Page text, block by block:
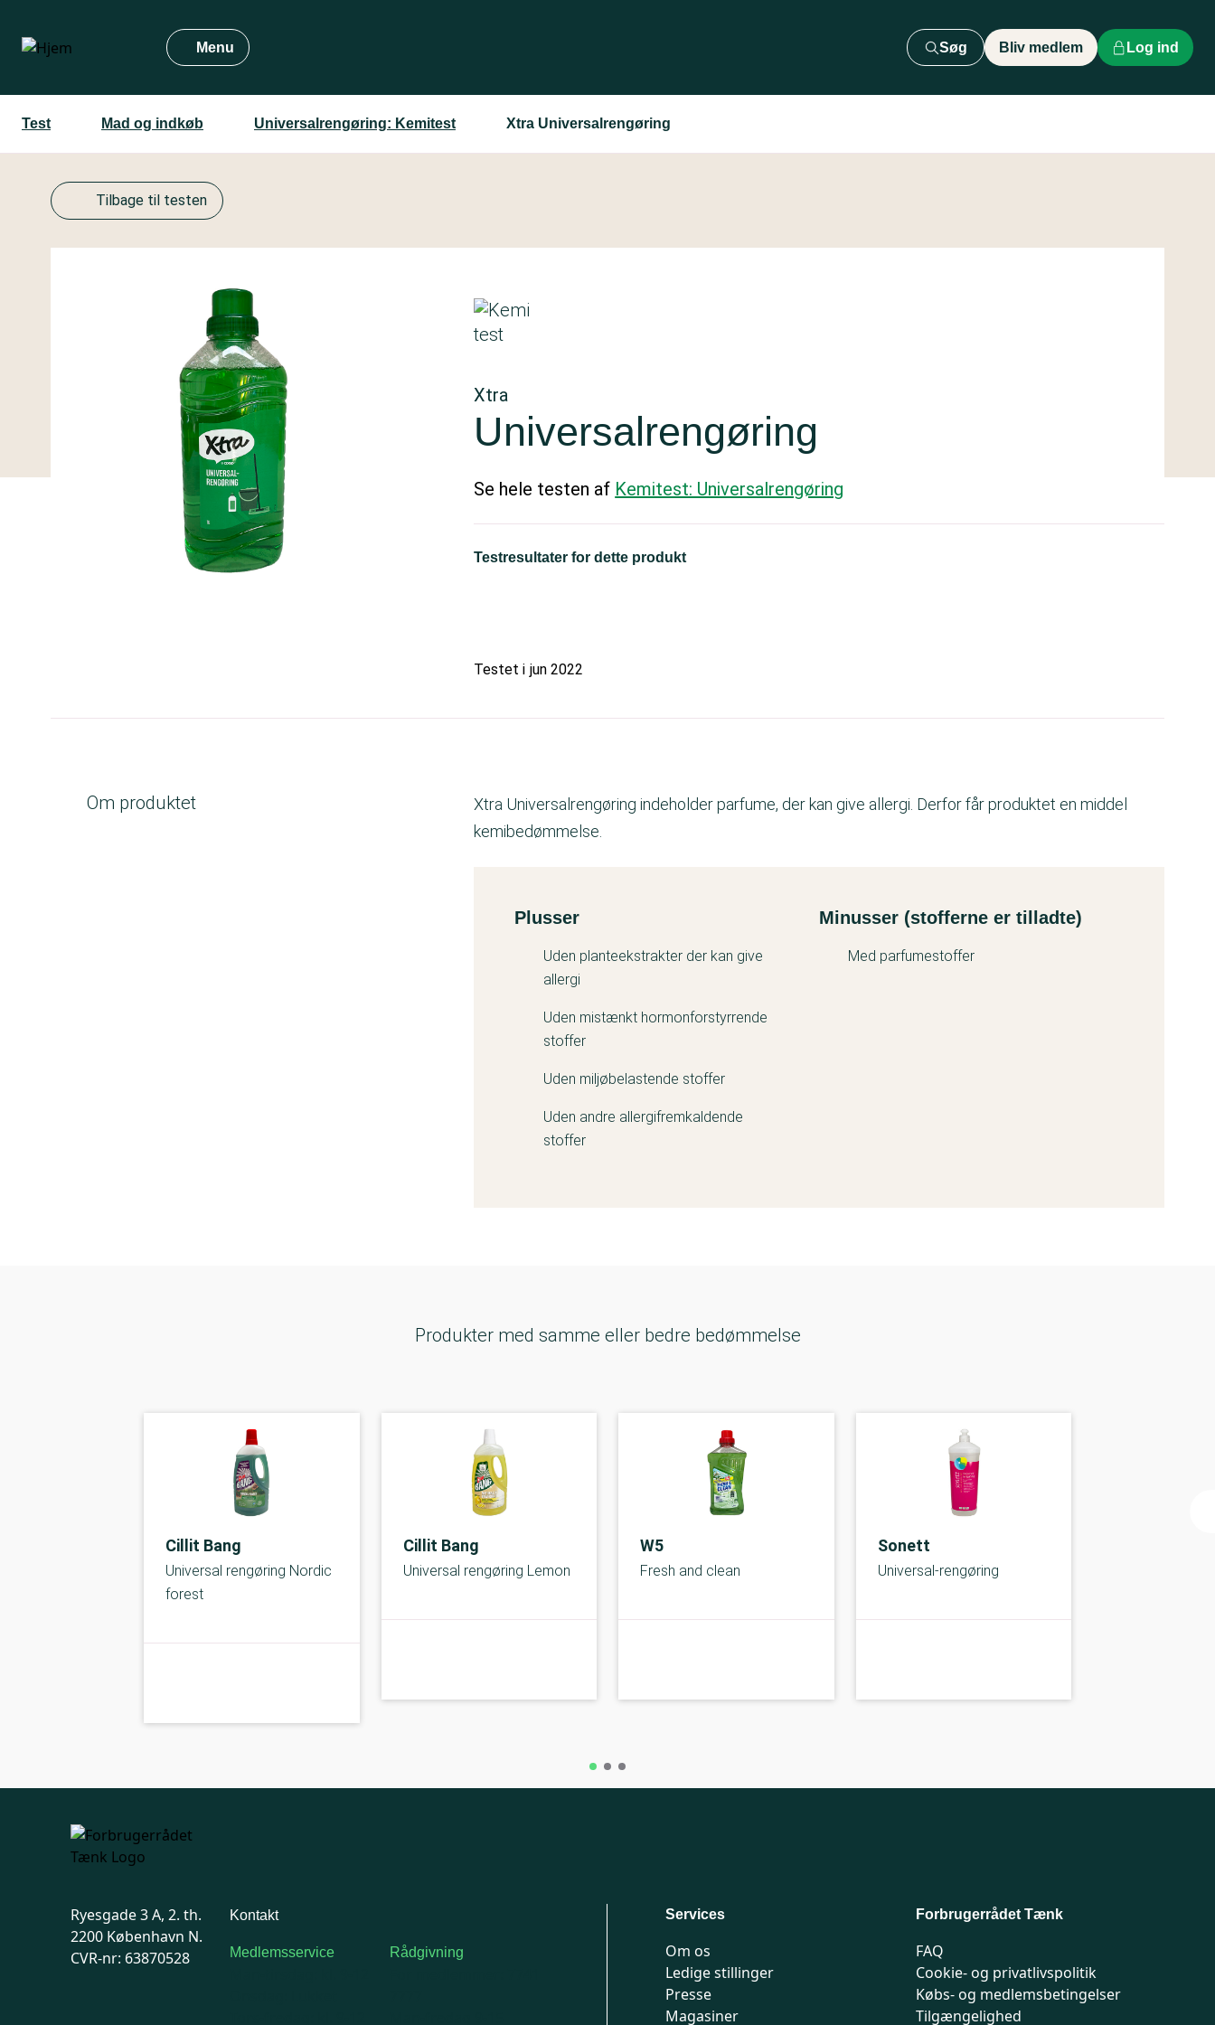
hovedindhold
Menu Søg Bliv medlem Log ind
Test Mad og indkøb Universalrengøring: Kemitest Xtra Universalrengøring
Tilbage til testen
Xtra
Universalrengøring
Se hele testen af Kemitest: Universalrengøring
Testresultater for dette produkt
Testet i jun 2022
Om produktet
Xtra Universalrengøring indeholder parfume, der kan give allergi. Derfor får produktet en middel
kemibedømmelse.
Kemitest
Plusser Minusser (stofferne er tilladte)
Uden planteekstrakter der kan give
allergi
Uden mistænkt hormonforstyrrende
stoffer
Uden miljøbelastende stoffer
Uden andre allergifremkaldende
stoffer
Med parfumestoffer
Produkter med samme eller bedre bedømmelse
Cillit Bang
Universal rengøring Nordic
forest
Cillit Bang
Universal rengøring Lemon
W5
Fresh and clean
Sonett
Universal-rengøring
B-kolbe
Ryesgade 3 A, 2. th.
2200 København N.
CVR-nr: 63870528
Kontakt
Medlemsservice Rådgivning
Services
Om os
Ledige stillinger
Presse
Magasiner
Forbrugerrådet Tænk
FAQ
Cookie- og privatlivspolitik
Købs- og medlemsbetingelser
Tilgængelighed